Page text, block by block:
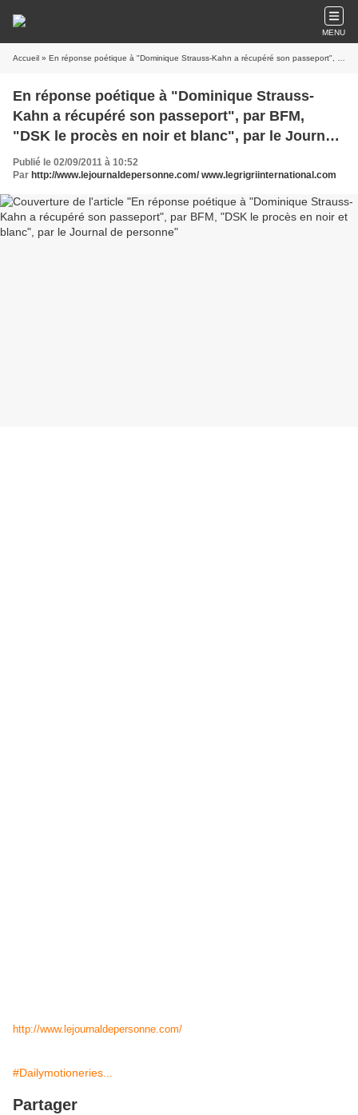
MENU
Accueil » En réponse poétique à "Dominique Strauss-Kahn a récupéré son passeport", par BFM, "DSK le procès en noir et blanc", par le Journal de personne
En réponse poétique à "Dominique Strauss-
Kahn a récupéré son passeport", par BFM,
"DSK le procès en noir et blanc", par le Journal
de personne
Publié le 02/09/2011 à 10:52
Par http://www.lejournaldepersonne.com/ www.legrigriinternational.com
http://www.lejournaldepersonne.com/
#Dailymotioneries...
Partager